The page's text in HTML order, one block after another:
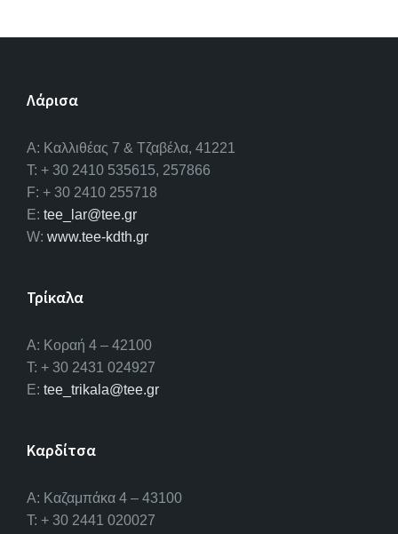
Λάρισα
A: Καλλιθέας 7 & Τζαβέλα, 41221
T: + 30 2410 535615, 257866
F: + 30 2410 255718
E: tee_lar@tee.gr
W: www.tee-kdth.gr
Τρίκαλα
Α: Κοραή 4 – 42100
T: + 30 2431 024927
E: tee_trikala@tee.gr
Καρδίτσα
Α: Καζαμπάκα 4 – 43100
T: + 30 2441 020027